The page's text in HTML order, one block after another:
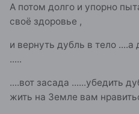
А потом долго и упорно
своё здоровье ,
и вернуть дубль в тело
.....
....вот засада ......убедить
жить на Земле вам